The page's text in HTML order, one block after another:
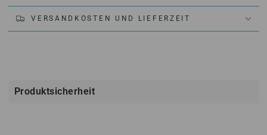
VERSANDKOSTEN UND LIEFERZEIT
Produktsicherheit